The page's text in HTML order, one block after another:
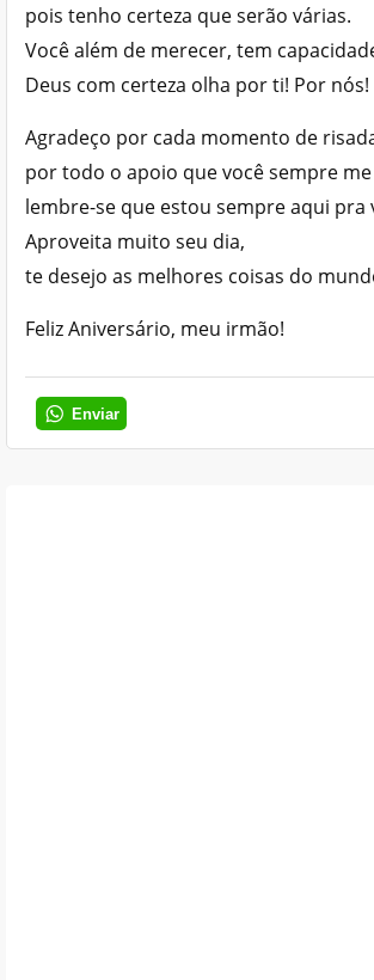
pois tenho certeza que serão várias.
Você além de merecer, tem
Deus com certeza olha por ti! Por nós!
Agradeço por cada momento de
por todo o apoio que você sempre
lembre-se que estou sempre aqui pra
Aproveita muito seu dia,
te desejo as melhores coisas do
Feliz Aniversário, meu irmão!
Enviar